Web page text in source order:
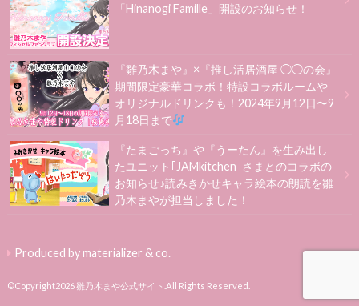
「Hinanogi Famille」開設のお知らせ！
『雛乃木まや』×『推し活居酒屋 ◯◯の会』
期間限定豪華コラボ！特設コラボルームや
オリジナルドリンクも！2024年9月12日〜9
月18日まで
『たまごっち』や『うーたん』を生み出し
たユニット｢JAMkitchen｣さまとのコラボの
お知らせ♪読みきかせキャラ絵本の朗読を雛
乃木まやが担当しました！
Produced by materializer & co.
©Copyright2026雛乃木まや公式サイト .All Rights Reserved.